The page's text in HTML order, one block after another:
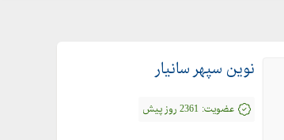
نوین سپهر سانیار
عضویت: 2361 روز پیش